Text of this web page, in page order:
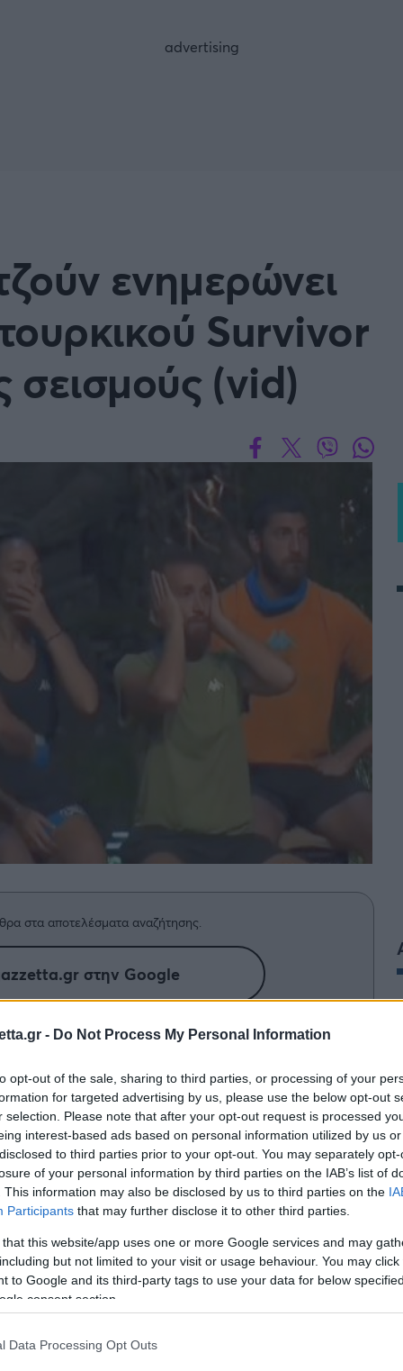
- Do Not Process My Personal Information
opt-out of the sale, sharing to third parties, or processing of your
for targeted advertising by us, please use the below opt-out
selection. Please note that after your opt-out request is processed
interest-based ads based on personal information utilized by us
to third parties prior to your opt-out. You may separately
of your personal information by third parties on the IAB’s list of
This information may also be disclosed by us to third parties on the
Participants that may further disclose it to other third parties.
that this website/app uses one or more Google services and may
but not limited to your visit or usage behaviour. You may
to Google and its third-party tags to use your data for below
consent section.
Data Processing Opt Outs
ενημερώνει
Survivor
σεισμούς (vid)
στα αποτελέσματα αναζήτησης.
στην Google
στο Survivor δεν γνώριζαν για
χώρα τους.
φέτος στοSurvivorτηςΤουρκίας
στη χώρα τους, καθώς δεν υπάρχει
οποίο ο
Ατζούν Ιλιτζαλί
ανακοινώνει στους
τι έχει γίνει στην πατρίδα τους.